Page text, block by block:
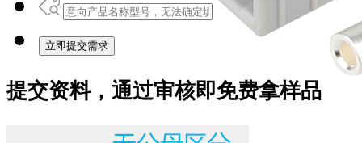
立即提交需求
提交资料，通过审核即免费拿样品